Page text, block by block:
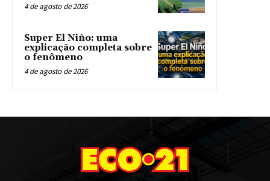
4 de agosto de 2026
Super El Niño: uma
explicação completa sobre
o fenômeno
4 de agosto de 2026